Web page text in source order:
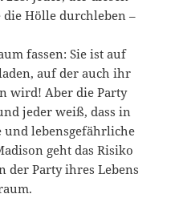
die Hölle durchleben –
fassen: Sie ist auf
auf der auch ihr
wird! Aber die Party
jeder weiß, dass in
und lebensgefährliche
geht das Risiko
der Party ihres Lebens